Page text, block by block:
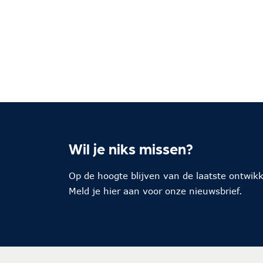
Wil je niks missen?
Op de hoogte blijven van de laatste
Meld je hier aan voor onze nieuwsbrief.